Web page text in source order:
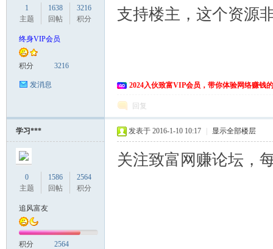
1
主题
1638
回帖
3216
积分
终身VIP会员
积分 3216
发消息
支持楼主，这个资源
2024入伙致富VIP会员，带你体验网络赚钱
回复
学习***
0
主题
1586
回帖
2564
积分
追风富友
积分 2564
发表于 2016-1-10 10:17 显示全部楼层
关注致富网赚论坛，